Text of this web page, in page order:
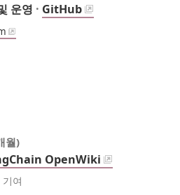
운영 · GitHub
월)
OpenWiki
여